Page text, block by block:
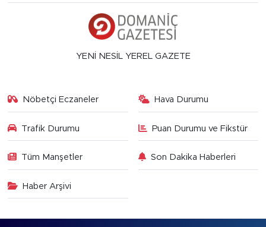
YENİ NESİL YEREL GAZETE
Nöbetçi Eczaneler Hava Durumu
Trafik Durumu Puan Durumu ve Fikstür
Tüm Manşetler Son Dakika Haberleri
Haber Arşivi